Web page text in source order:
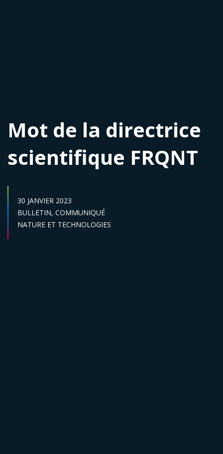
Mot de la directrice
scientifique FRQNT
DATE DE PUBLICATION :
30 JANVIER 2023
Catégories :
BULLETIN, COMMUNIQUÉ
Secteur :
NATURE ET TECHNOLOGIES